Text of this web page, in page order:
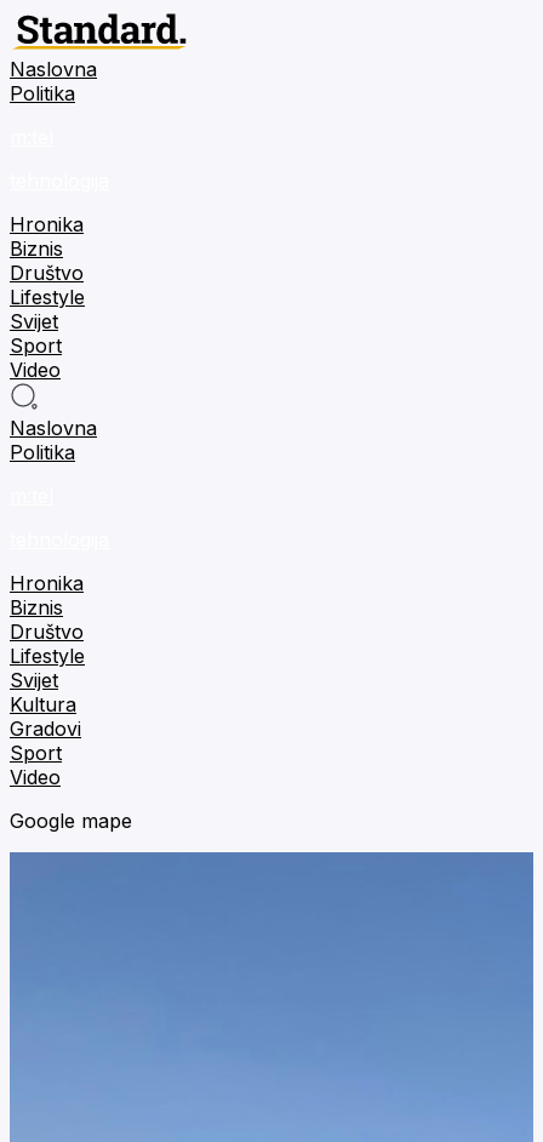
Naslovna
Politika
Hronika
Biznis
Društvo
Lifestyle
Svijet
Sport
Video
Naslovna
Politika
Hronika
Biznis
Društvo
Lifestyle
Svijet
Kultura
Gradovi
Sport
Video
Google mape